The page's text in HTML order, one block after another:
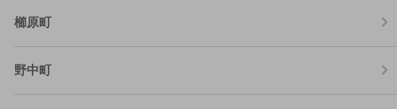
櫛原町
野中町